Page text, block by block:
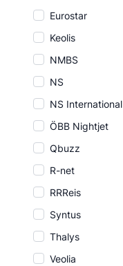
Eurostar
Keolis
NMBS
NS
NS International
ÖBB Nightjet
Qbuzz
R-net
RRReis
Syntus
Thalys
Veolia